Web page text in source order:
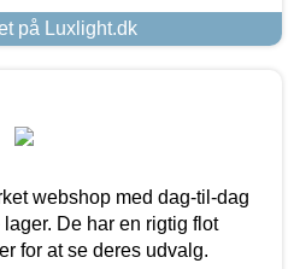
på Luxlight.dk
webshop med dag-til-dag
De har en rigtig flot
for at se deres udvalg.